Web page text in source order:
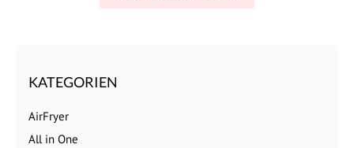
KATEGORIEN
AirFryer
All in One